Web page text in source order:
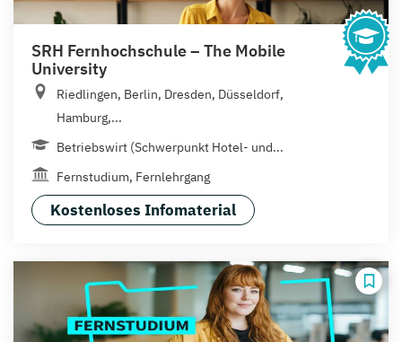
SRH Fernhochschule – The Mobile
University
Riedlingen, Berlin, Dresden, Düsseldorf,
Hamburg,...
Betriebswirt (Schwerpunkt Hotel- und...
Fernstudium, Fernlehrgang
Kostenloses Infomaterial